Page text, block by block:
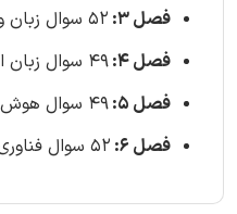
فصل 3:
52 سوال زبان و ادبیات فارسی (اصل سوالات فراگیر)
فصل 4:
49 سوال زبان انگلیسی عمومی (اصل سوالات فراگیر)
فصل 5:
49 سوال هوش و توانمندی های ذهنی (اصل سوالات فراگیر)
فصل 6:
52 سوال فناوری اطلاعات (اصل سوالات فراگیر)